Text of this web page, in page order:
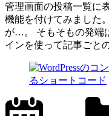
管理画面の投稿一覧に
機能を付けてみました
が…。 そもそもの発端
インを使って記事ごと